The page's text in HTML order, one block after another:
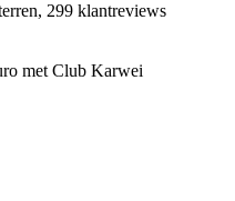
299 klantreviews
met Club Karwei